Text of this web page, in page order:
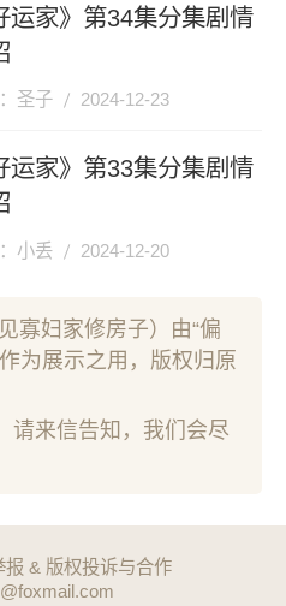
运家》第34集分集剧情
圣子 2024-12-23
运家》第33集分集剧情
小丢 2024-12-20
寡妇家修房子）由“偏
为展示之用，版权归原
请来信告知，我们会尽
& 版权投诉与合作